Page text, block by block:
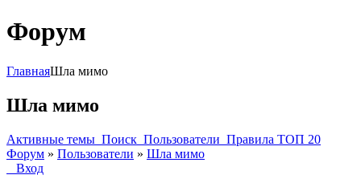
Форум
ГлавнаяШла мимо
Шла мимо
Активные темы Поиск Пользователи Правила ТОП 20
Форум » Пользователи » Шла мимо
Вход